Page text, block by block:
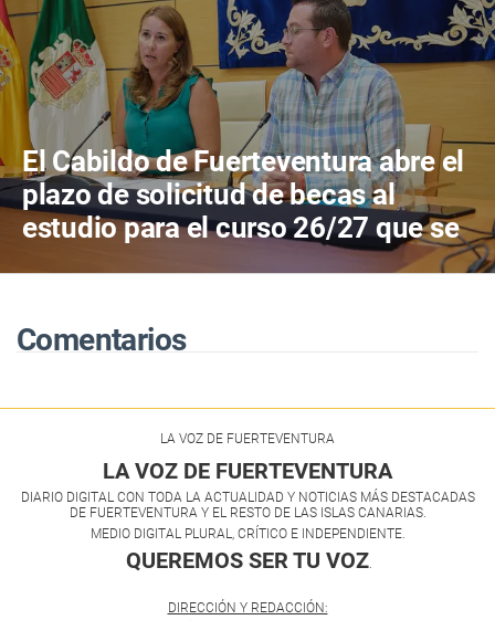
El Cabildo de Fuerteventura abre el
plazo de solicitud de becas al
estudio para el curso 26/27 que se
Comentarios
LA VOZ DE FUERTEVENTURA
LA VOZ DE FUERTEVENTURA
DIARIO DIGITAL CON TODA LA ACTUALIDAD Y NOTICIAS MÁS DESTACADAS
DE FUERTEVENTURA Y EL RESTO DE LAS ISLAS CANARIAS.
MEDIO DIGITAL PLURAL, CRÍTICO E INDEPENDIENTE.
QUEREMOS SER TU VOZ.
DIRECCIÓN Y REDACCIÓN: